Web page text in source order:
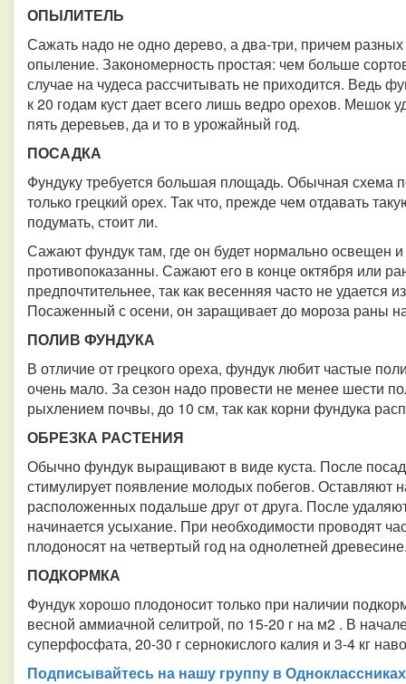
ОПЫЛИТЕЛЬ
Сажать надо не одно дерево, а два-три, причем
опыление. Закономерность простая: чем больше
случае на чудеса рассчитывать не приходится. Ведь
к 20 годам куст дает всего лишь ведро орехов. Мешок
пять деревьев, да и то в урожайный год.
ПОСАДКА
Фундуку требуется большая площадь. Обычная схема
только грецкий орех. Так что, прежде чем отдавать
подумать, стоит ли.
Сажают фундук там, где он будет нормально освещен и
противопоказанны. Сажают его в конце октября или
предпочтительнее, так как весенняя часто не удается
Посаженный с осени, он заращивает до мороза раны
ПОЛИВ ФУНДУКА
В отличие от грецкого ореха, фундук любит частые
очень мало. За сезон надо провести не менее шести
рыхлением почвы, до 10 см, так как корни фундука
ОБРЕЗКА РАСТЕНИЯ
Обычно фундук выращивают в виде куста. После
стимулирует появление молодых побегов. Оставляют
расположенных подальше друг от друга. После
начинается усыхание. При необходимости проводят
плодоносят на четвертый год на однолетней
ПОДКОРМКА
Фундук хорошо плодоносит только при наличии
весной аммиачной селитрой, по 15-20 г на м2 . В
суперфосфата, 20-30 г сернокислого калия и 3-4 кг
Подписывайтесь на нашу группу в Одноклассниках